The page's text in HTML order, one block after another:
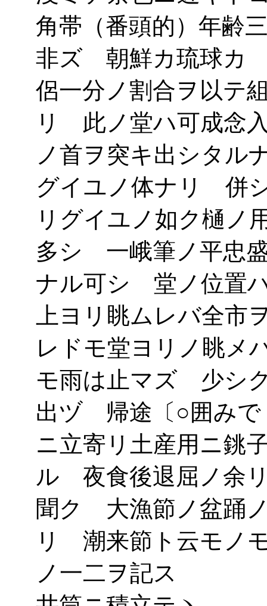
角帯（番頭的）年齢
非ズ 朝鮮カ琉球カ
侶一分ノ割合ヲ以テ
リ 此ノ堂ハ可成念
ノ首ヲ突キ出シタル
グイユノ体ナリ 併
リグイユノ如ク樋
多シ 一峨筆ノ平忠
ナル可シ 堂ノ位置
上ヨリ眺ムレバ全市
レドモ堂ヨリノ眺
モ雨は止マズ 少シ
出ヅ 帰途〔○囲みで
ニ立寄リ土産用ニ銚
ル 夜食後退屈ノ余
聞ク 大漁節ノ盆踊
リ 潮来節ト云モノ
ノ一二ヲ記ス